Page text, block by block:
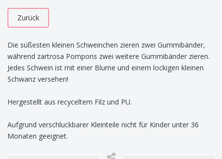
Zurück
Die süßesten kleinen Schweinchen zieren zwei Gummibänder,
während zartrosa Pompons zwei weitere Gummibänder zieren.
Jedes Schwein ist mit einer Blume und einem lockigen kleinen
Schwanz versehen!
Hergestellt aus recyceltem Filz und PU.
Aufgrund verschluckbarer Kleinteile nicht für Kinder unter 36
Monaten geeignet.